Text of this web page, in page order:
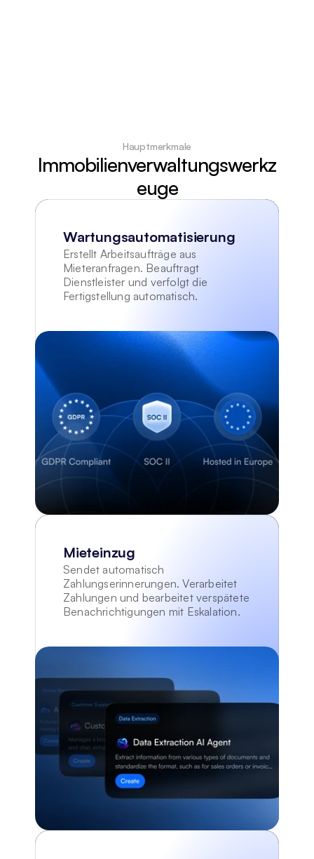
Hauptmerkmale
Immobilienverwaltungswerkz
euge
Wartungsautomatisierung
Erstellt Arbeitsaufträge aus
Mieteranfragen. Beauftragt
Dienstleister und verfolgt die
Fertigstellung automatisch.
Mieteinzug
Sendet automatisch
Zahlungserinnerungen. Verarbeitet
Zahlungen und bearbeitet verspätete
Benachrichtigungen mit Eskalation.